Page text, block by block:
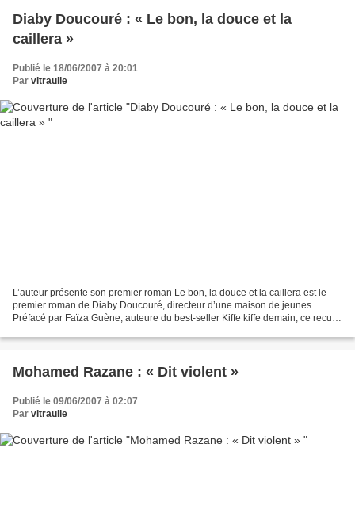
Diaby Doucouré : « Le bon, la douce et la
caillera »
Publié le 18/06/2007 à 20:01
Par vitraulle
L’auteur présente son premier roman Le bon, la douce et la caillera est le
premier roman de Diaby Doucouré, directeur d’une maison de jeunes.
Préfacé par Faïza Guène, auteure du best-seller Kiffe kiffe demain, ce recueil
Mohamed Razane : « Dit violent »
Publié le 09/06/2007 à 02:07
Par vitraulle